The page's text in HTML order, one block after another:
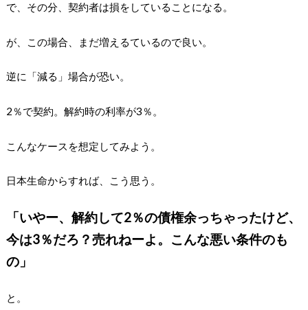
で、その分、契約者は損をしていることになる。
が、この場合、まだ増えるているので良い。
逆に「減る」場合が恐い。
2％で契約。解約時の利率が3％。
こんなケースを想定してみよう。
日本生命からすれば、こう思う。
「いやー、解約して2％の債権余っちゃったけど、
今は3％だろ？売れねーよ。こんな悪い条件のも
の」
と。